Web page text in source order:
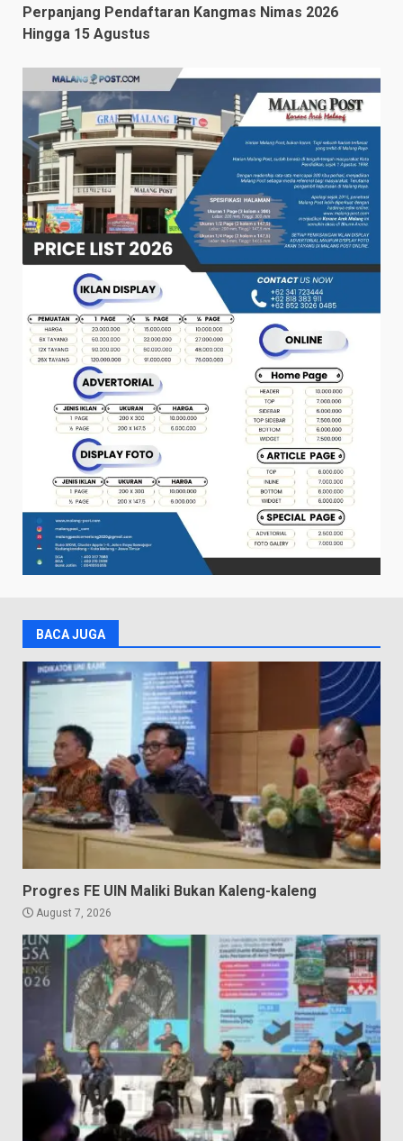
Perpanjang Pendaftaran Kangmas Nimas 2026
Hingga 15 Agustus
BACA JUGA
Progres FE UIN Maliki Bukan Kaleng-kaleng
August 7, 2026